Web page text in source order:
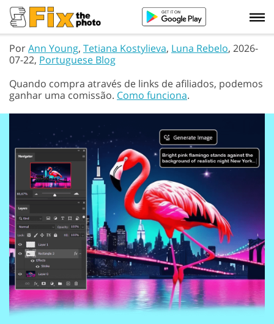
PorAnn Young, Tetiana Kostylieva, Luna Rebelo, 2026-
07-22, Portuguese Blog
Quando compra através de links de afiliados, podemos
ganhar uma comissão. Como funciona.